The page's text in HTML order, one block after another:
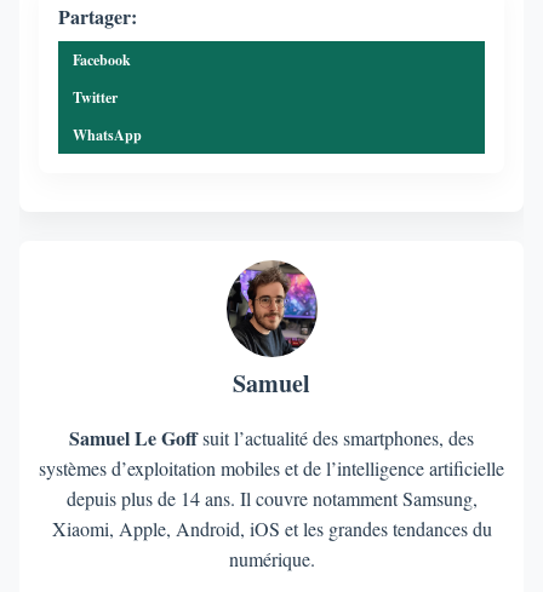
Partager:
Facebook
Twitter
WhatsApp
Samuel
Samuel Le Goffsuit l’actualité des smartphones, des
systèmes d’exploitation mobiles et de l’intelligence artificielle
depuis plus de 14 ans. Il couvre notamment Samsung,
Xiaomi, Apple, Android, iOS et les grandes tendances du
numérique.